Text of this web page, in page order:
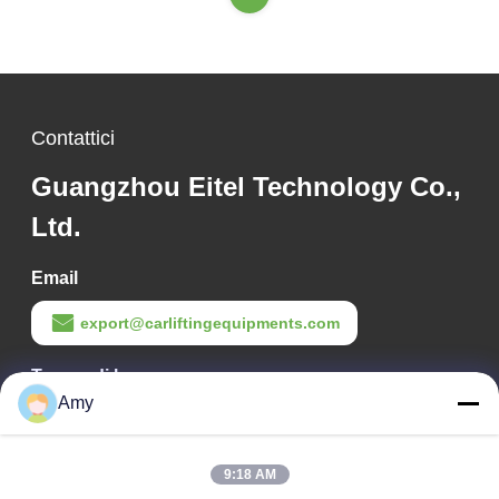
Contattici
Guangzhou Eitel Technology Co.,
Ltd.
Email
export@carliftingequipments.com
Tempo di lavoro
09:00-18:00
Amy
9:18 AM